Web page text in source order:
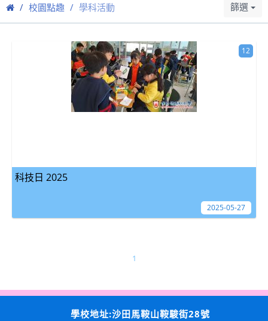
校園點趣 學科活動 篩選
科技日 2025
12
2025-05-27
1
學校地址:沙田馬鞍山鞍駿街28號